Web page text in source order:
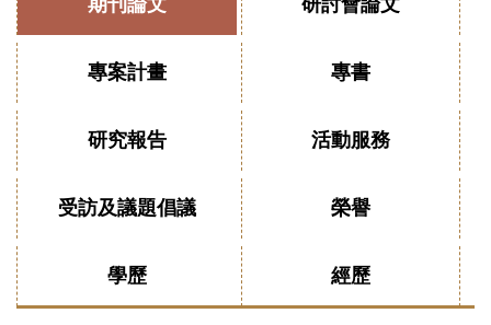
期刊論文 研討會論文
專案計畫 專書
研究報告 活動服務
受訪及議題倡議 榮譽
學歷 經歷